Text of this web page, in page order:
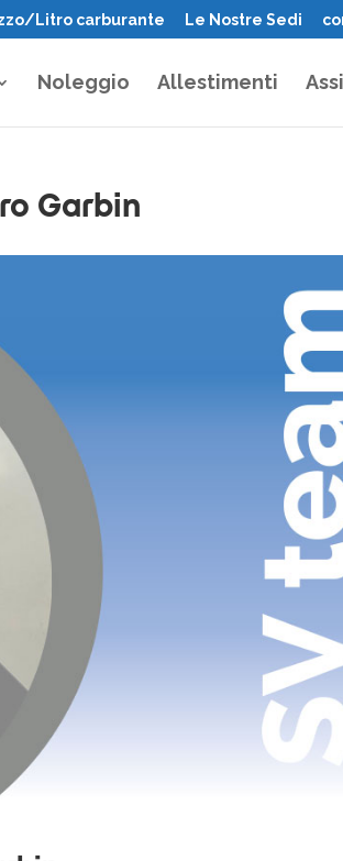
Litro carburante Le Nostre Sedi
Noleggio Allestimenti
Garbin